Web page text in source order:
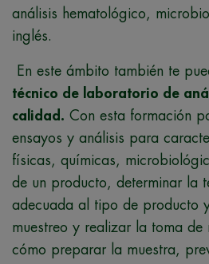
análisis hematológico,
inglés.
En este ámbito también te
técnico de laboratorio de
calidad. Con esta formación
ensayos y análisis para
físicas, químicas,
de un producto, determinar la
adecuada al tipo de producto
muestreo y realizar la toma de
cómo preparar la muestra,